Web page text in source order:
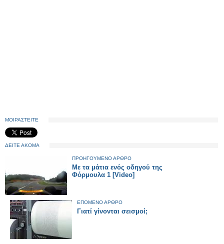
ΜΟΙΡΑΣΤΕΙΤΕ
ΔΕΙΤΕ ΑΚΟΜΑ
ΠΡΟΗΓΟΥΜΕΝΟ ΑΡΘΡΟ
Με τα μάτια ενός οδηγού της
Φόρμουλα 1 [Video]
ΕΠΟΜΕΝΟ ΑΡΘΡΟ
Γιατί γίνονται σεισμοί;